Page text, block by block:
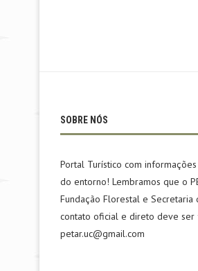
SOBRE NÓS
Portal Turístico com
do entorno! Lembramos que o
Fundação Florestal e
contato oficial e direto deve
petar.uc@gmail.com